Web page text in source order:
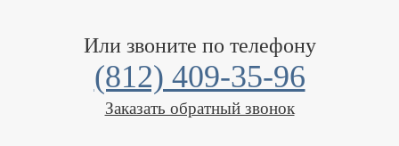
Или звоните по телефону
(812) 409-35-96
Заказать обратный звонок